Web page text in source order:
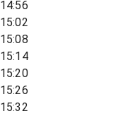
14:56
15:02
15:08
15:14
15:20
15:26
15:32